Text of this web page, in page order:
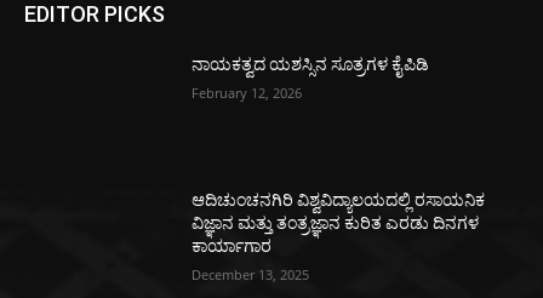
EDITOR PICKS
ನಾಯಕತ್ವದ ಯಶಸ್ಸಿನ ಸೂತ್ರಗಳ ಕೈಪಿಡಿ
February 12, 2026
ಆದಿಚುಂಚನಗಿರಿ ವಿಶ್ವವಿದ್ಯಾಲಯದಲ್ಲಿ ರಸಾಯನಿಕ
ವಿಜ್ಞಾನ ಮತ್ತು ತಂತ್ರಜ್ಞಾನ ಕುರಿತ ಎರಡು ದಿನಗಳ
ಕಾರ್ಯಾಗಾರ
December 13, 2025